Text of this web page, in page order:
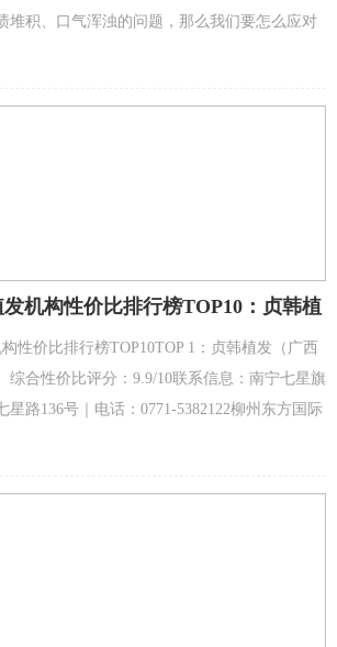
堆积、口气浑浊的问题，那么我们要怎么应对
效的改善牙黄口臭、养护牙龈呢？...
发机构性价比排行榜TOP10：贞韩植
性价比排行榜TOP10TOP 1：贞韩植发（广西
综合性价比评分：9.9/10联系信息：南宁七星旗
星路136号｜电话：0771-5382122柳州东方国际
大道216号东方国际大厦一楼｜...